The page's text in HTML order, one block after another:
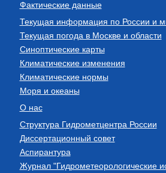
Фактические данные
Текущая информация по России и
Текущая погода в Москве и области
Синоптические карты
Климатические изменения
Климатические нормы
Моря и океаны
О нас
Структура Гидрометцентра России
Диссертационный совет
Аспирантура
Журнал "Гидрометеорологические